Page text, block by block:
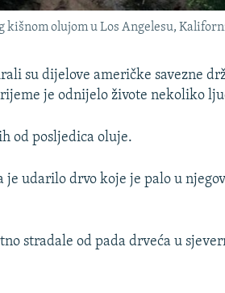
olujom u Los Angelesu,
su dijelove američke savezne
je odnijelo živote nekoliko
od posljedica oluje.
udarilo drvo koje je palo u
stradale od pada drveća u